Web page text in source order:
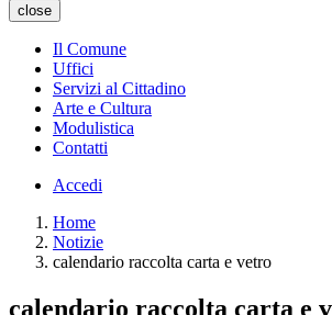
close
Il Comune
Uffici
Servizi al Cittadino
Arte e Cultura
Modulistica
Contatti
Accedi
Home
Notizie
calendario raccolta carta e vetro
calendario raccolta carta e